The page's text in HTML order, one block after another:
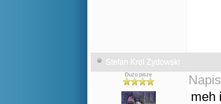
Stefan Krol Zydowski
Dużo pisze
meh